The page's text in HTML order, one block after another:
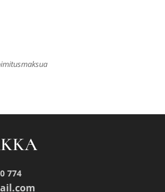
774